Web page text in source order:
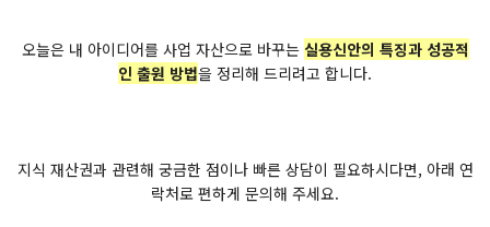
오늘은 내 아이디어를 사업 자산으로 바꾸는 실용신안의 특징과 성공적
인 출원 방법을 정리해 드리려고 합니다.
지식 재산권과 관련해 궁금한 점이나 빠른 상담이 필요하시다면, 아래 연
락처로 편하게 문의해 주세요.